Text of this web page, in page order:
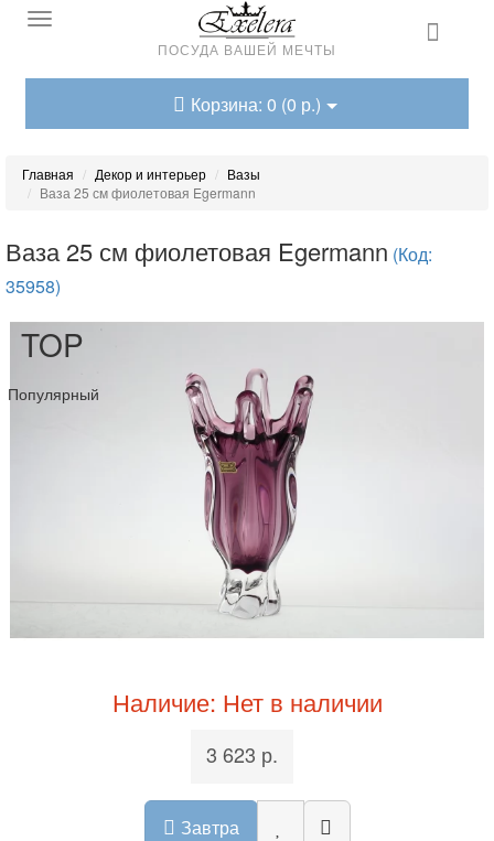
ПОСУДА ВАШЕЙ МЕЧТЫ
Корзина: 0 (0 р.)
Главная Декор и интерьер
Вазы
Ваза 25 см фиолетовая Egermann
Ваза 25 см фиолетовая Egermann (Код:
35958)
TOP
Популярный
Наличие: Нет в наличии
3 623 р.
Завтра